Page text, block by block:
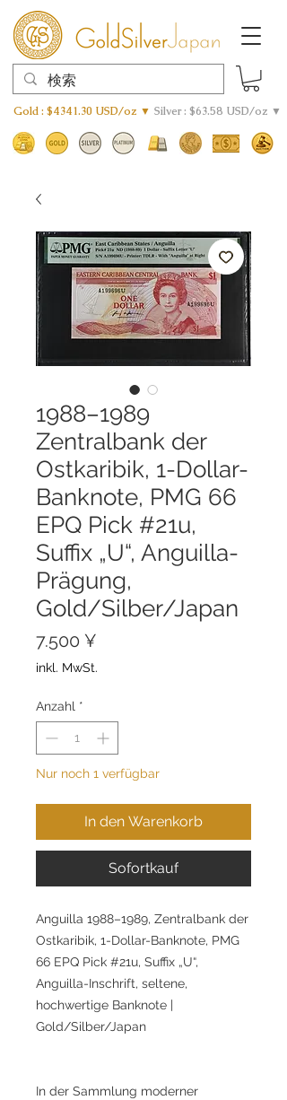
Gold : $4341.30 USD/oz ▼ Silver : $63.58 USD/oz ▼
1988–1989
Zentralbank der
Ostkaribik, 1-Dollar-
Banknote, PMG 66
EPQ Pick #21u,
Suffix „U“, Anguilla-
Prägung,
Gold/Silber/Japan
7.500 ¥
inkl. MwSt.
Anzahl *
Nur noch 1 verfügbar
In den Warenkorb
Sofortkauf
Anguilla 1988–1989, Zentralbank der
Ostkaribik, 1-Dollar-Banknote, PMG
66 EPQ Pick #21u, Suffix „U“,
Anguilla-Inschrift, seltene,
hochwertige Banknote |
Gold/Silber/Japan
In der Sammlung moderner